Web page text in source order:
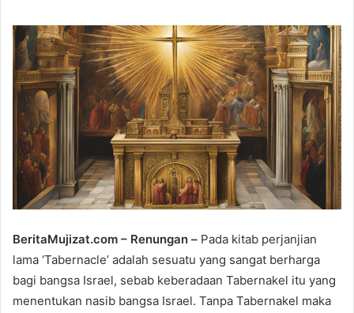
d
a
e
m
a
l
BeritaMujizat.com – Renungan – Pada kitab perjanjian
lama ‘Tabernacle’ adalah sesuatu yang sangat berharga
bagi bangsa Israel, sebab keberadaan Tabernakel itu yang
menentukan nasib bangsa Israel. Tanpa Tabernakel maka